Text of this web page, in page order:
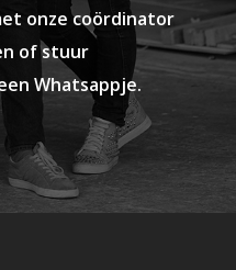
onze coördinator
of stuur
Whatsappje.